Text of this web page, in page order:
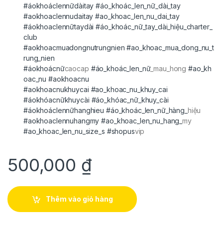
#áokhoáclennữdàitay #áo_khoác_len_nữ_dài_tay
#aokhoaclennudaitay #ao_khoac_len_nu_dai_tay
#áokhoaclennữtaydài #áo_khoác_nữ_tay_dài_hiệu_charter_
club
#aokhoacmuadongnutrungnien #ao_khoac_mua_dong_nu_t
rung_nien
#áokhoácnữcaocap #áo_khoác_len_nữ_mau_hong#ao_kh
oac_nu #aokhoacnu
#aokhoacnukhuycai #ao_khoac_nu_khuy_cai
#áokhóacnữkhuycài #áo_khóac_nữ_khuy_cài
#áokhoáclennữhanghieu #áo_khoác_len_nữ_hàng_ hiệu
#aokhoaclennuhangmy #ao_khoac_len_nu_hang_my
#ao_khoac_len_nu_size_s #shopusvip
500,000 ₫
Thêm vào giỏ hàng